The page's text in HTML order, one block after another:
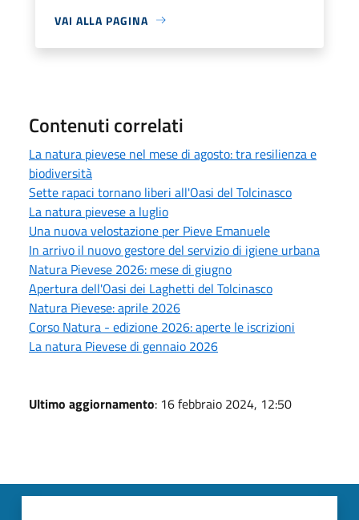
VAI ALLA PAGINA
Contenuti correlati
La natura pievese nel mese di agosto: tra resilienza e
biodiversità
Sette rapaci tornano liberi all'Oasi del Tolcinasco
La natura pievese a luglio
Una nuova velostazione per Pieve Emanuele
In arrivo il nuovo gestore del servizio di igiene urbana
Natura Pievese 2026: mese di giugno
Apertura dell'Oasi dei Laghetti del Tolcinasco
Natura Pievese: aprile 2026
Corso Natura - edizione 2026: aperte le iscrizioni
La natura Pievese di gennaio 2026
Ultimo aggiornamento: 16 febbraio 2024, 12:50